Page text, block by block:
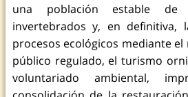
una población estable de
invertebrados y, en definitiva,
procesos ecológicos mediante
público regulado, el turismo
voluntariado ambiental,